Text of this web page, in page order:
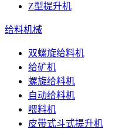
Z型提升机
给料机械
双螺旋给料机
给矿机
螺旋给料机
自动给料机
喂料机
皮带式斗式提升机